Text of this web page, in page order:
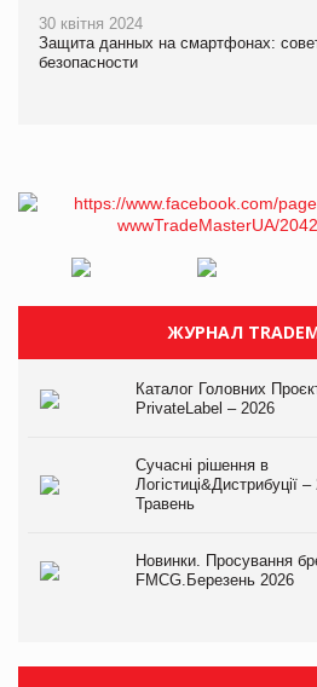
30 квітня 2024
Защита данных на смартфонах:
безопасности
ЖУРНАЛ
Каталог Головних
PrivateLabel – 2026
Сучасні рішення в
Логістиці&Дистрибуції –
Травень
Новинки. Просування
FMCG.Березень 2026